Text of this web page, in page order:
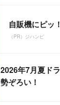
自販機にピッ
（PR）ジハンピ
2026年7月夏ド
勢ぞろい！